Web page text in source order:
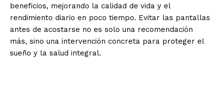
beneficios, mejorando la calidad de vida y el
rendimiento diario en poco tiempo. Evitar las pantallas
antes de acostarse no es solo una recomendación
más, sino una intervención concreta para proteger el
sueño y la salud integral.